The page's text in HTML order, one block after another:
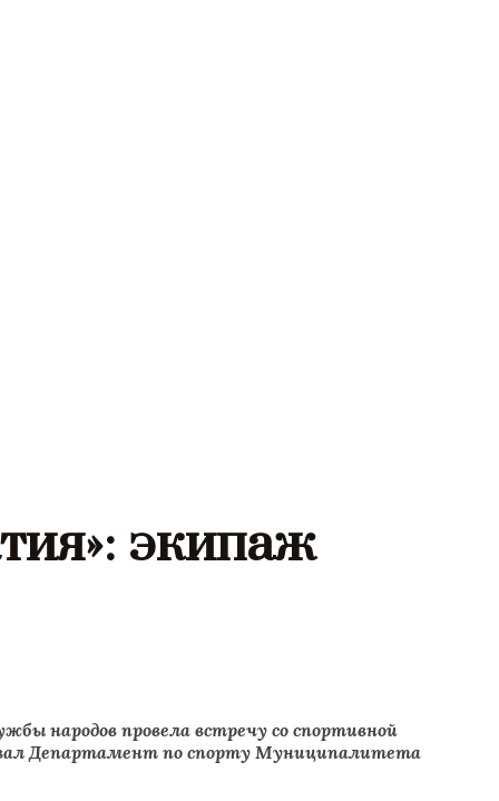
экипаж
народов провела встречу со спортивной
Департамент по спорту Муниципалитета